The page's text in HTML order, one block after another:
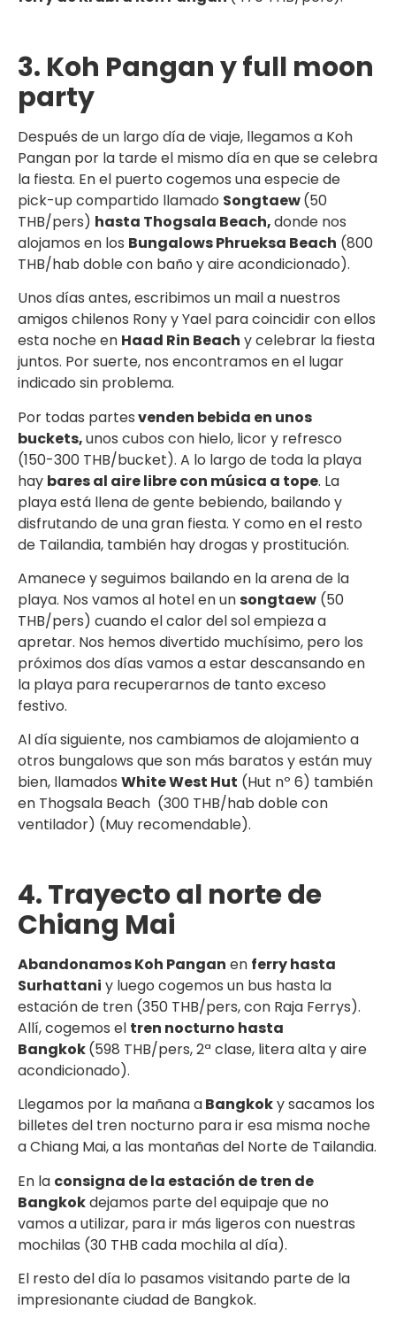
3. Koh Pangan y full moon
party
Después de un largo día de viaje, llegamos a Koh
Pangan por la tarde el mismo día en que se celebra
la fiesta. En el puerto cogemos una especie de
pick-up compartido llamado Songtaew(50
THB/pers) hasta Thogsala Beach,donde nos
alojamos en los Bungalows Phrueksa Beach (800
THB/hab doble con baño y aire acondicionado).
Unos días antes, escribimos un mail a nuestros
amigos chilenos Rony y Yael para coincidir con ellos
esta noche en Haad Rin Beach y celebrar la fiesta
juntos. Por suerte, nos encontramos en el lugar
indicado sin problema.
Por todas partesvenden bebida en unos
buckets,unos cubos con hielo, licor y refresco
(150-300 THB/bucket). A lo largo de toda la playa
hay bares al aire libre con música a tope. La
playa está llena de gente bebiendo, bailando y
disfrutando de una gran fiesta. Y como en el resto
de Tailandia, también hay drogas y prostitución.
Amanece y seguimos bailando en la arena de la
playa. Nos vamos al hotel en unsongtaew (50
THB/pers) cuando el calor del sol empieza a
apretar. Nos hemos divertido muchísimo, pero los
próximos dos días vamos a estar descansando en
la playa para recuperarnos de tanto exceso
festivo.
Al día siguiente, nos cambiamos de alojamiento a
otros bungalows que son más baratos y están muy
bien, llamados White West Hut (Hut nº 6) también
en Thogsala Beach (300 THB/hab doble con
ventilador) (Muy recomendable).
4. Trayecto al norte de
Chiang Mai
Abandonamos Koh Pangan en ferry hasta
Surhattani y luego cogemos un bus hasta la
estación de tren (350 THB/pers, con Raja Ferrys).
Allí, cogemos el tren nocturno hasta
Bangkok(598 THB/pers, 2ª clase, litera alta y aire
acondicionado).
Llegamos por la mañana aBangkoky sacamos los
billetes del tren nocturno para ir esa misma noche
a Chiang Mai, a las montañas del Norte de Tailandia.
En la consigna de la estación de tren de
Bangkokdejamos parte del equipaje que no
vamos a utilizar, para ir más ligeros con nuestras
mochilas (30 THB cada mochila al día).
El resto del día lo pasamos visitando parte de la
impresionante ciudad de Bangkok.